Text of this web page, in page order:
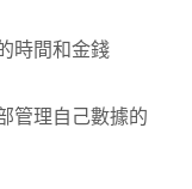
時間和金錢
管理自己數據的